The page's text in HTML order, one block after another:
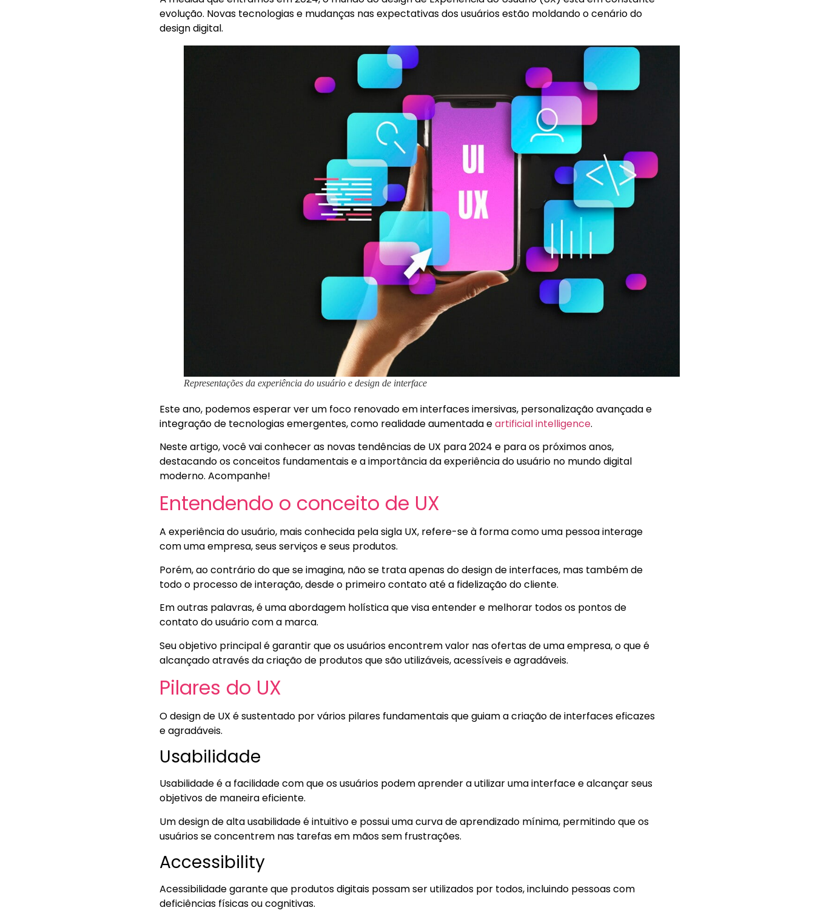
evolução. Novas tecnologias e mudanças nas expectativas dos usuários estão moldando o cenário do
design digital.
Representações da experiência do usuário e design de interface
Este ano, podemos esperar ver um foco renovado em interfaces imersivas, personalização avançada e
integração de tecnologias emergentes, como realidade aumentada eartificial intelligence.
Neste artigo, você vai conhecer as novas tendências de UX para 2024 e para os próximos anos,
destacando os conceitos fundamentais e a importância da experiência do usuário no mundo digital
moderno. Acompanhe!
Entendendo o conceito de UX
A experiência do usuário, mais conhecida pela sigla UX, refere-se à forma como uma pessoa interage
com uma empresa, seus serviços e seus produtos.
Porém, ao contrário do que se imagina, não se trata apenas do design de interfaces, mas também de
todo o processo de interação, desde o primeiro contato até a fidelização do cliente.
Em outras palavras, é uma abordagem holística que visa entender e melhorar todos os pontos de
contato do usuário com a marca.
Seu objetivo principal é garantir que os usuários encontrem valor nas ofertas de uma empresa, o que é
alcançado através da criação de produtos que são utilizáveis, acessíveis e agradáveis.
Pilares do UX
O design de UX é sustentado por vários pilares fundamentais que guiam a criação de interfaces eficazes
e agradáveis.
Usabilidade
Usabilidade é a facilidade com que os usuários podem aprender a utilizar uma interface e alcançar seus
objetivos de maneira eficiente.
Um design de alta usabilidade é intuitivo e possui uma curva de aprendizado mínima, permitindo que os
usuários se concentrem nas tarefas em mãos sem frustrações.
Accessibility
Acessibilidade garante que produtos digitais possam ser utilizados por todos, incluindo pessoas com
deficiências físicas ou cognitivas.